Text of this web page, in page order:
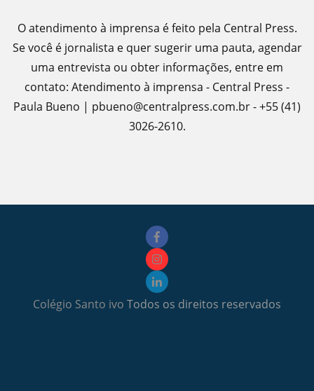
O atendimento à imprensa é feito pela Central Press.
Se você é jornalista e quer sugerir uma pauta, agendar
uma entrevista ou obter informações, entre em
contato: Atendimento à imprensa - Central Press -
Paula Bueno | pbueno@centralpress.com.br - +55 (41)
3026-2610.
Colégio Santo ivo Todos os direitos reservados